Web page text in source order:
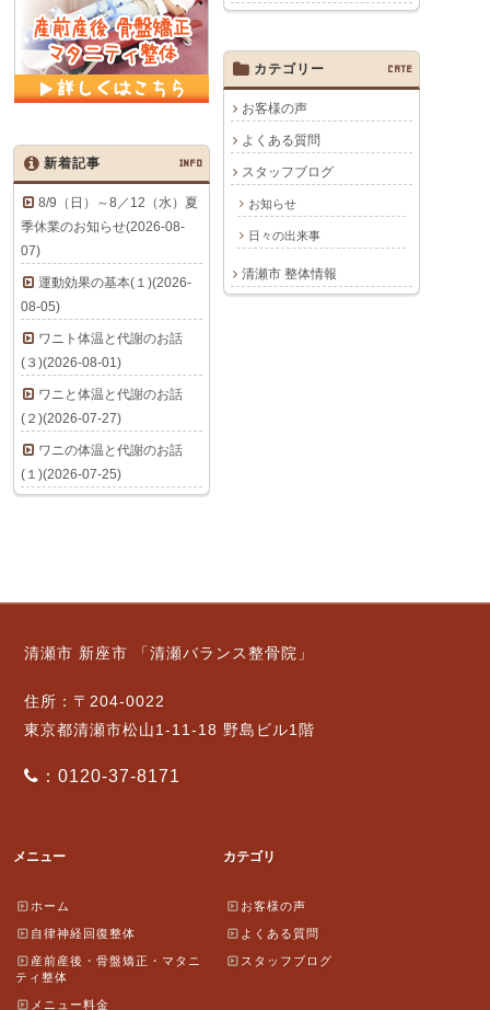
カテゴリー CATE
お客様の声
よくある質問
スタッフブログ
お知らせ
日々の出来事
清瀬市 整体情報
新着記事 INFO
8/9（日）～8／12（水）夏
季休業のお知らせ(2026-08-
07)
運動効果の基本(１)(2026-
08-05)
ワニト体温と代謝のお話
(３)(2026-08-01)
ワニと体温と代謝のお話
(２)(2026-07-27)
ワニの体温と代謝のお話
(１)(2026-07-25)
清瀬市 新座市 「清瀬バランス整骨院」
住所：〒204-0022
東京都清瀬市松山1-11-18 野島ビル1階
：0120-37-8171
メニュー
ホーム
自律神経回復整体
産前産後・骨盤矯正・マタニ
ティ整体
メニュー料金
カテゴリ
お客様の声
よくある質問
スタッフブログ